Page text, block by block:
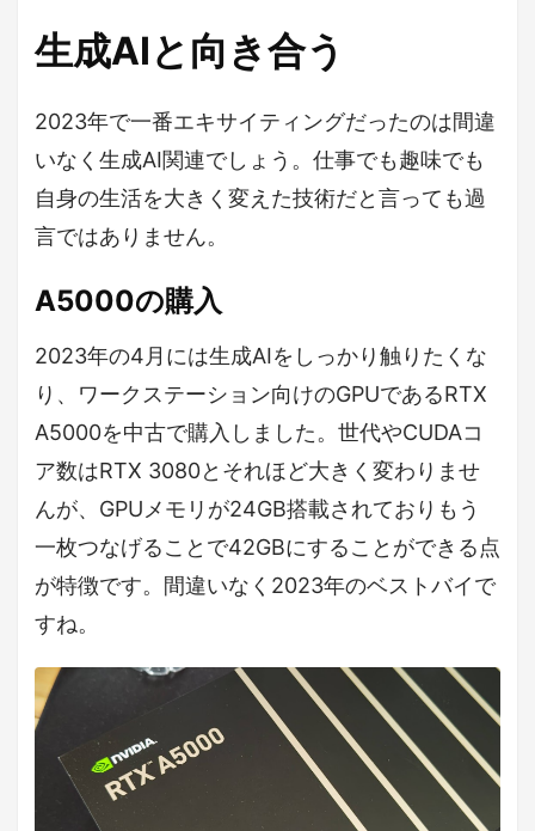
生成AIと向き合う
2023年で一番エキサイティングだったのは間違
いなく生成AI関連でしょう。仕事でも趣味でも
自身の生活を大きく変えた技術だと言っても過
言ではありません。
A5000の購入
2023年の4月には生成AIをしっかり触りたくな
り、ワークステーション向けのGPUであるRTX
A5000を中古で購入しました。世代やCUDAコ
ア数はRTX 3080とそれほど大きく変わりませ
んが、GPUメモリが24GB搭載されておりもう
一枚つなげることで42GBにすることができる点
が特徴です。間違いなく2023年のベストバイで
すね。